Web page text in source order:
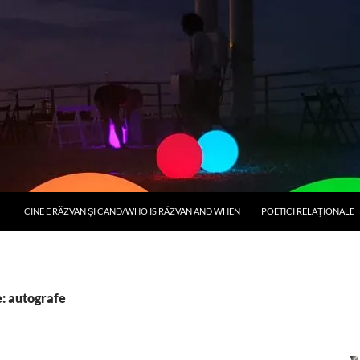
CINE E RĂZVAN ȘI CÂND/WHO IS RĂZVAN AND WHEN POETICI RELAŢIONALE
autografe